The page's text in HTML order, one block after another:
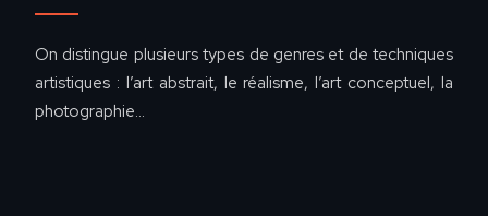
On distingue plusieurs types de genres et de techniques
artistiques : l’art abstrait, le réalisme, l’art conceptuel, la
photographie…